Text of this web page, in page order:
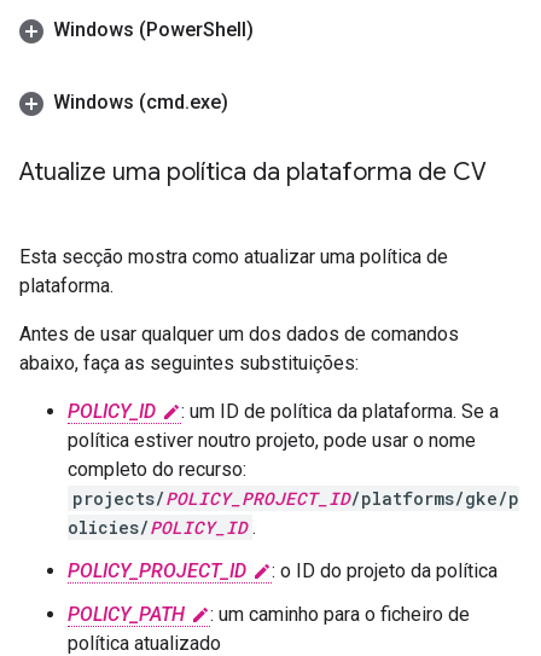
Windows (PowerShell)
Windows (cmd.exe)
Atualize uma política da plataforma de CV
Esta secção mostra como atualizar uma política de
plataforma.
Antes de usar qualquer um dos dados de comandos
abaixo, faça as seguintes substituições:
POLICY_ID
: um ID de política da plataforma. Se a
política estiver noutro projeto, pode usar o nome
completo do recurso:
projects/POLICY_PROJECT_ID/platforms/gke/p
olicies/POLICY_ID .
POLICY_PROJECT_ID
: o ID do projeto da política
POLICY_PATH
: um caminho para o ficheiro de
política atualizado